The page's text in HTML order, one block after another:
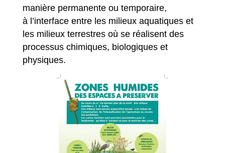
manière permanente ou temporaire,
à l’interface entre les milieux aquatiques et
les milieux terrestres où se réalisent des
processus chimiques, biologiques et
physiques.